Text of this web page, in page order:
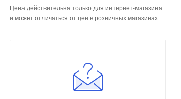
Цена действительна только для интернет-магазина
и может отличаться от цен в розничных магазинах